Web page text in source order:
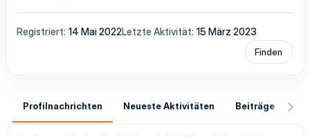
Registriert 14 Mai 2022Letzte Aktivität 15 März 2023
Finden
Profilnachrichten Neueste Aktivitäten Beiträge